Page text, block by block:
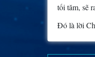
tối tăm, sẽ
Ðó là lời